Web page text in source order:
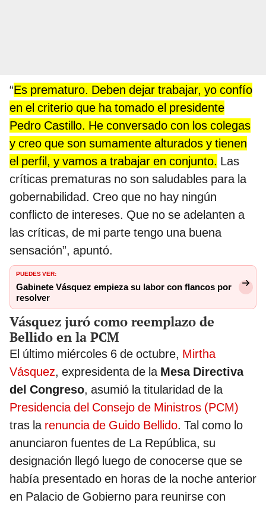
“Es prematuro. Deben dejar trabajar, yo confío
en el criterio que ha tomado el presidente
Pedro Castillo. He conversado con los colegas
y creo que son sumamente alturados y tienen
el perfil, y vamos a trabajar en conjunto. Las
críticas prematuras no son saludables para la
gobernabilidad. Creo que no hay ningún
conflicto de intereses. Que no se adelanten a
las críticas, de mi parte tengo una buena
sensación”, apuntó.
PUEDES VER:
Gabinete Vásquez empieza su labor con flancos por
resolver
Vásquez juró como reemplazo de
Bellido en la PCM
El último miércoles 6 de octubre, Mirtha
Vásquez, expresidenta de la Mesa Directiva
del Congreso, asumió la titularidad de la
Presidencia del Consejo de Ministros (PCM)
tras la renuncia de Guido Bellido. Tal como lo
anunciaron fuentes de La República, su
designación llegó luego de conocerse que se
había presentado en horas de la noche anterior
en Palacio de Gobierno para reunirse con